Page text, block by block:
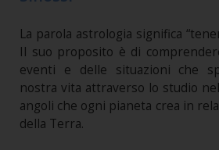
La parola astrologia significa
Il suo proposito è di
eventi e delle situazioni che
nostra vita attraverso lo studio
angoli che ogni pianeta crea in
della Terra.